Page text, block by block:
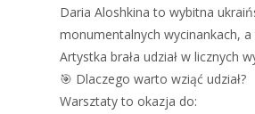
Daria Aloshkina to wybitna
monumentalnych wycinankach,
Artystka brała udział w licznych
🎯 Dlaczego warto wziąć udział?
Warsztaty to okazja do: